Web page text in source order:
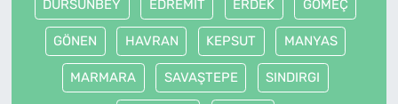
DURSUNBEY EDREMİT ERDEK GÖMEÇ
GÖNEN HAVRAN KEPSUT MANYAS
MARMARA SAVAŞTEPE SINDIRGI